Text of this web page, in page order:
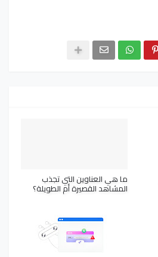
ما هي العناوين التي تجذب
المشاهد القصيرة أم الطويلة؟